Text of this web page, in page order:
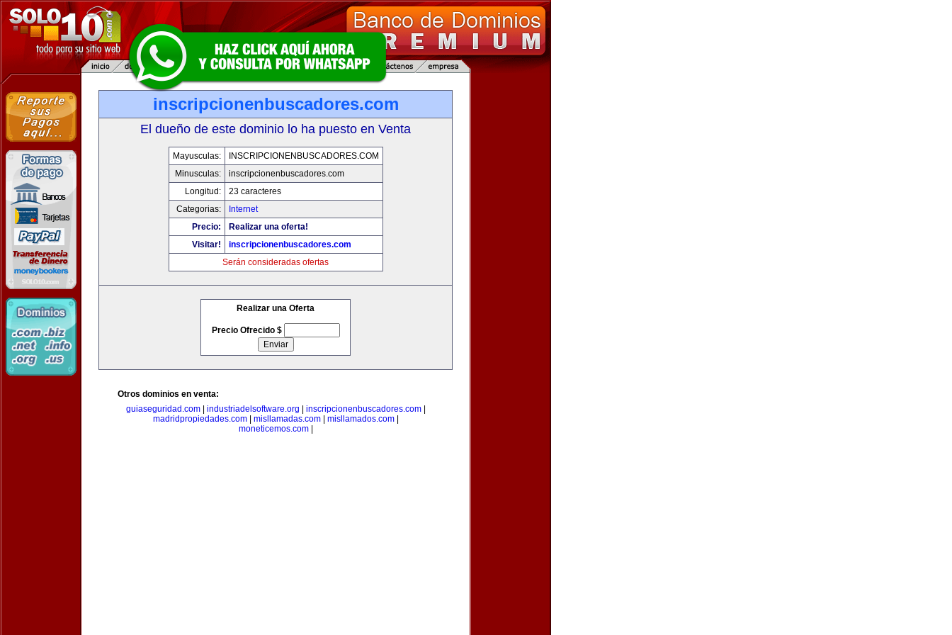
inscripcionenbuscadores.com
El dueño de este dominio lo ha puesto en Venta
Mayusculas:
INSCRIPCIONENBUSCADORES.COM
Minusculas:
inscripcionenbuscadores.com
Longitud:
23 caracteres
Categorias:
Internet
Precio:
Realizar una oferta!
Visitar!
inscripcionenbuscadores.com
Serán consideradas ofertas
Realizar una Oferta
Precio Ofrecido $
Otros dominios en venta:
guiaseguridad.com| industriadelsoftware.org inscripcionenbuscadores.com|
madridpropiedades.com| misllamadas.com| misllamados.com|
moneticemos.com|